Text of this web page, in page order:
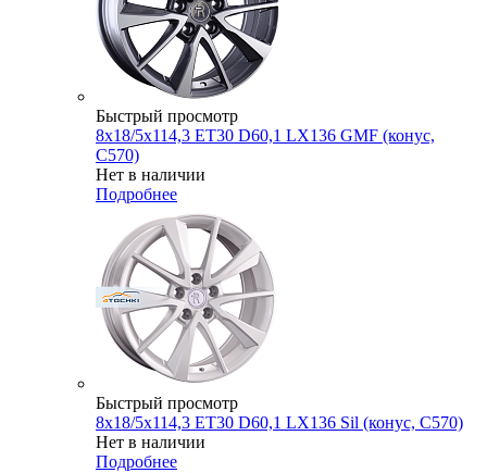
Быстрый просмотр
8x18/5x114,3 ET30 D60,1 LX136 GMF (конус,
C570)
Нет в наличии
Подробнее
Быстрый просмотр
8x18/5x114,3 ET30 D60,1 LX136 Sil (конус, C570)
Нет в наличии
Подробнее